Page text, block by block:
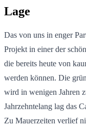
Lage
Das von uns in enger
Projekt in einer der
die bereits heute von
werden können. Die
wird in wenigen Jahren
Jahrzehntelang lag das
Zu Mauerzeiten verlief